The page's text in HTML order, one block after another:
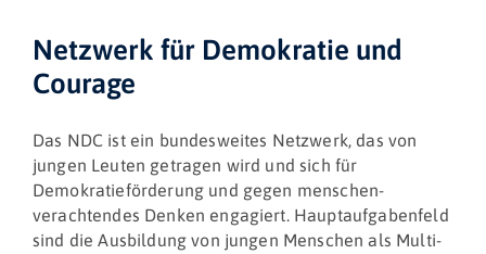
Netzwerk für Demokratie und
Courage
Das NDC ist ein bundesweites Netzwerk, das von
jungen Leuten getragen wird und sich für
Demokratie­förderung und gegen menschen­
verachtendes Denken engagiert. Haupt­aufgaben­feld
sind die Ausbildung von jungen Menschen als Multi­